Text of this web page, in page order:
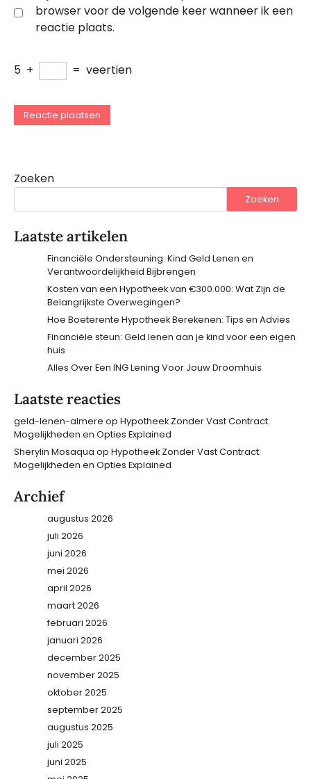
browser voor de volgende keer wanneer ik een
reactie plaats.
5 + = veertien
Zoeken
Zoeken
Laatste artikelen
Financiële Ondersteuning: Kind Geld Lenen en
Verantwoordelijkheid Bijbrengen
Kosten van een Hypotheek van €300.000: Wat Zijn de
Belangrijkste Overwegingen?
Hoe Boeterente Hypotheek Berekenen: Tips en Advies
Financiële steun: Geld lenen aan je kind voor een eigen
huis
Alles Over Een ING Lening Voor Jouw Droomhuis
Laatste reacties
geld-lenen-almere op Hypotheek Zonder Vast Contract:
Mogelijkheden en Opties Explained
Sherylin Mosaqua op Hypotheek Zonder Vast Contract:
Mogelijkheden en Opties Explained
Archief
augustus 2026
juli 2026
juni 2026
mei 2026
april 2026
maart 2026
februari 2026
januari 2026
december 2025
november 2025
oktober 2025
september 2025
augustus 2025
juli 2025
juni 2025